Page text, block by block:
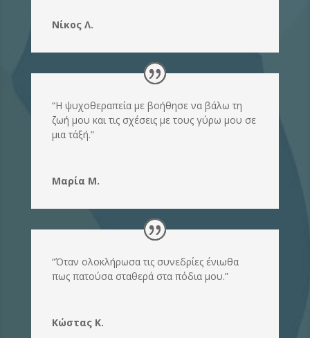
Νίκος Λ.
“Η ψυχοθεραπεία με βοήθησε να βάλω τη
ζωή μου και τις σχέσεις με τους γύρω μου σε
μια τάξή.”
Μαρία Μ.
“Όταν ολοκλήρωσα τις συνεδρίες ένιωθα
πως πατούσα σταθερά στα πόδια μου.”
Κώστας Κ.